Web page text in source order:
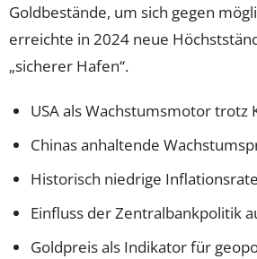
Goldbestände, um sich gegen
erreichte in 2024 neue
„sicherer Hafen“.
USA als Wachstumsmotor
Chinas anhaltende
Historisch niedrige
Einfluss der Zentralbankpolitik
Goldpreis als Indikator für